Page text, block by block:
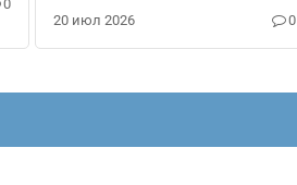
0
20 июл 2026 0